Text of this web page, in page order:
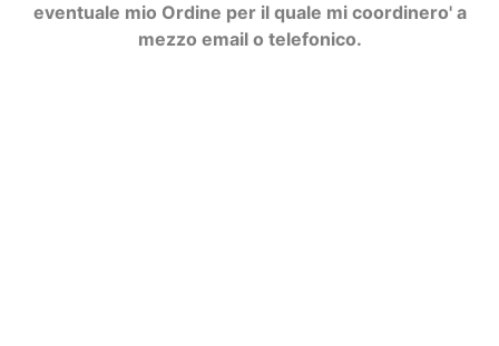
eventuale mio Ordine per il quale mi coordinero' a
mezzo email o telefonico.